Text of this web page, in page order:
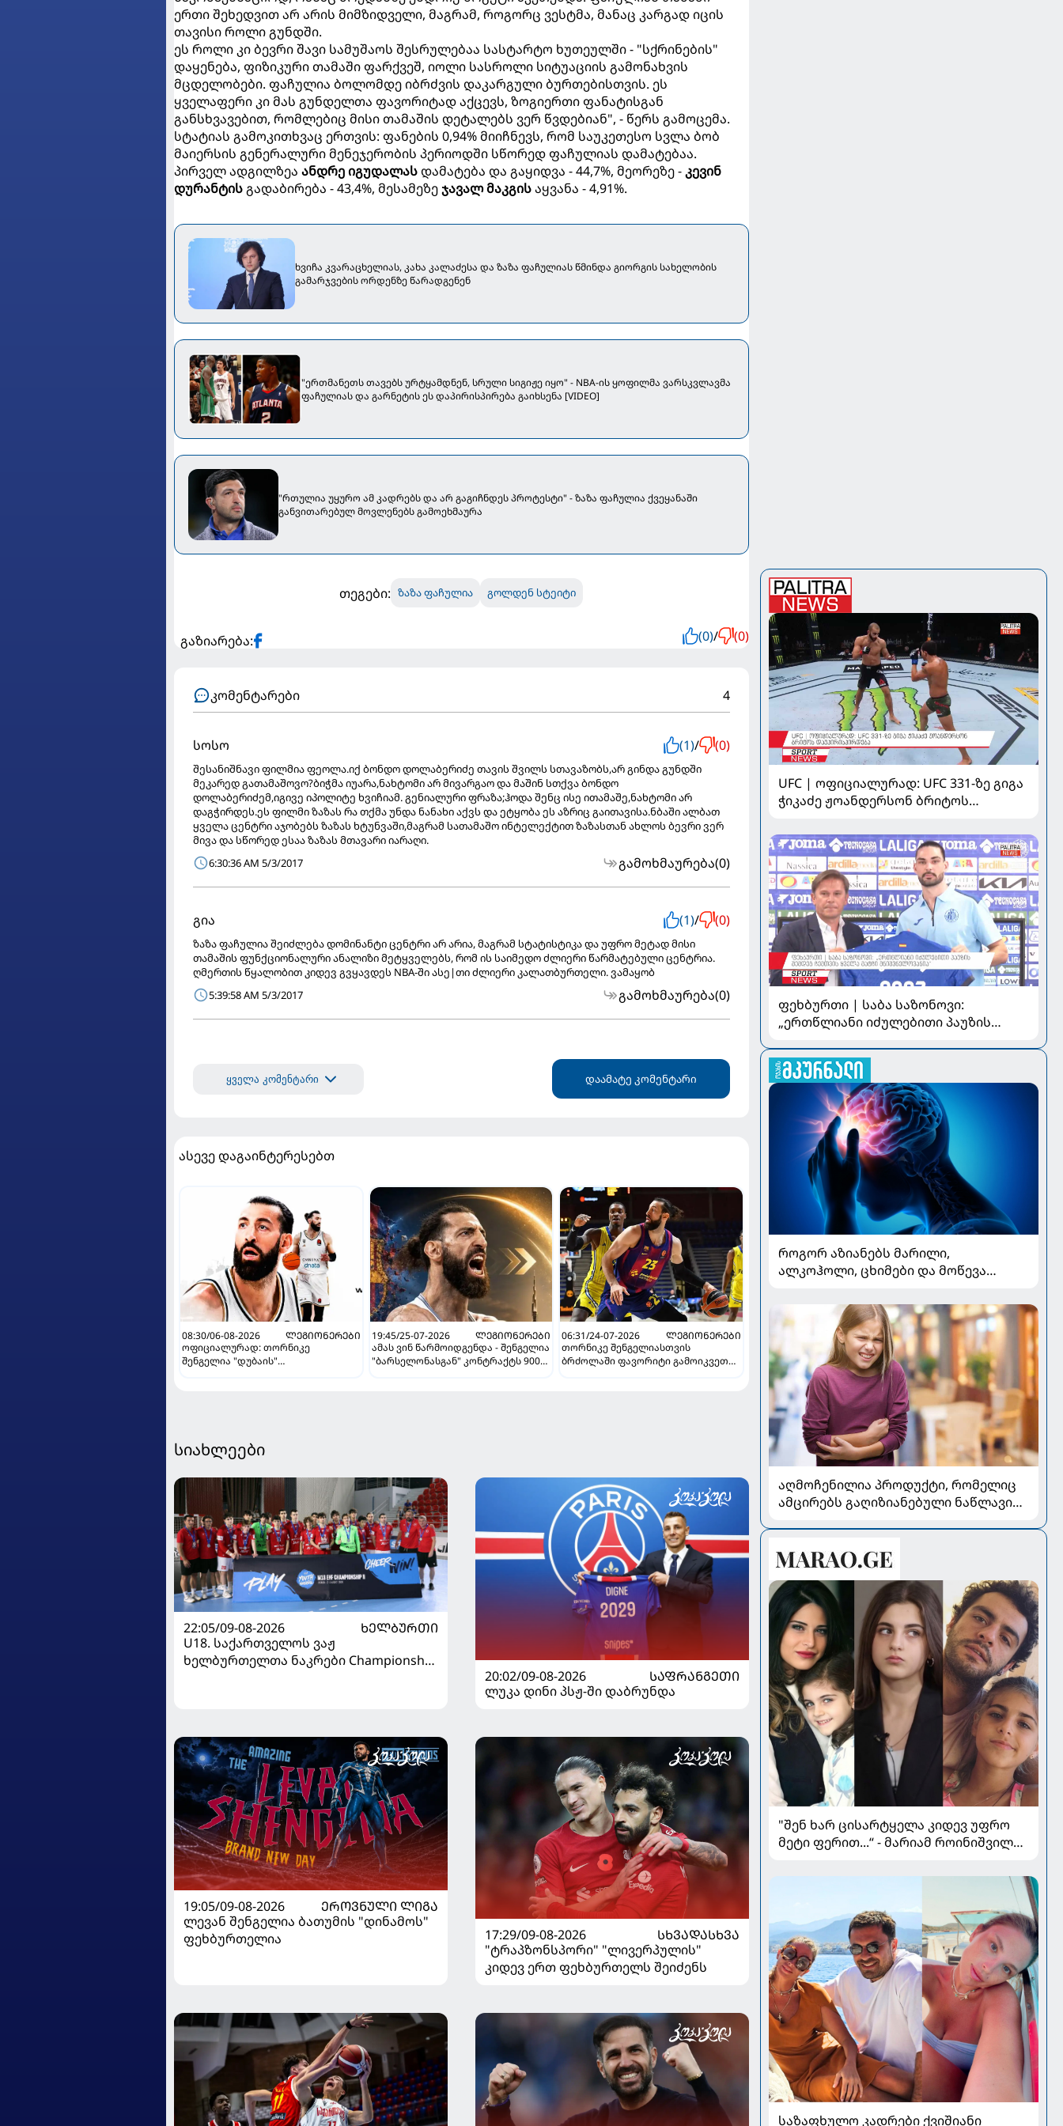
ერთი შეხედვით არ არის მიმზიდველი, მაგრამ, როგორც ვესტმა, მანაც კარგად იცის
თავისი როლი გუნდში.
ეს როლი კი ბევრი შავი სამუშაოს შესრულებაა სასტარტო ხუთეულში - "სქრინების"
დაყენება, ფიზიკური თამაში ფარქვეშ, იოლი სასროლი სიტუაციის გამონახვის
მცდელობები. ფაჩულია ბოლომდე იბრძვის დაკარგული ბურთებისთვის. ეს
ყველაფერი კი მას გუნდელთა ფავორიტად აქცევს, ზოგიერთი ფანატისგან
განსხვავებით, რომლებიც მისი თამაშის დეტალებს ვერ წვდებიან", - წერს გამოცემა.
სტატიას გამოკითხვაც ერთვის: ფანების 0,94% მიიჩნევს, რომ საუკეთესო სვლა ბობ
მაიერსის გენერალური მენეჯერობის პერიოდში სწორედ ფაჩულიას დამატებაა.
პირველ ადგილზეა ანდრე იგუდალასდამატება და გაყიდვა - 44,7%, მეორეზე -კევინ
დურანტისგადაბირება - 43,4%, მესამეზეჯავალ მაკგისაყვანა - 4,91%.
ხვიჩა კვარაცხელიას, კახა კალაძესა და ზაზა ფაჩულიას წმინდა გიორგის სახელობის
გამარჯვების ორდენზე წარადგენენ
"ერთმანეთს თავებს ურტყამდნენ, სრული სიგიჟე იყო" - NBA-ის ყოფილმა ვარსკვლავმა
ფაჩულიას და გარნეტის ეს დაპირისპირება გაიხსენა [VIDEO]
"რთულია უყურო ამ კადრებს და არ გაგიჩნდეს პროტესტი" - ზაზა ფაჩულია ქვეყანაში
განვითარებულ მოვლენებს გამოეხმაურა
თეგები: ზაზა ფაჩულია გოლდენ სტეიტი
გაზიარება: (0)/ (0)
კომენტარები 4
სოსო (1)/ (0)
შესანიშნავი ფილმია ფეოლა.იქ ბონდო დოლაბერიძე თავის შვილს სთავაზობს,არ გინდა გუნდში
მეკარედ გათამაშოვო?ბიჭმა იუარა,ნახტომი არ მივარგაო და მაშინ სთქვა ბონდო
დოლაბერიძემ,იგივე იპოლიტე ხვიჩიამ. გენიალური ფრაზა;ჰოდა შენც ისე ითამაშე,ნახტომი არ
დაგჭირდეს.ეს ფილმი ზაზას რა თქმა უნდა ნანახი აქვს და ეტყობა ეს აზრიც გაითავისა.ნბაში ალბათ
ყველა ცენტრი აჯობებს ზაზას ხტუნვაში,მაგრამ სათამაშო ინტელექტით ზაზასთან ახლოს ბევრი ვერ
მივა და სწორედ ესაა ზაზას მთავარი იარაღი.
6:30:36 AM 5/3/2017
გამოხმაურება(0)
გია (1)/ (0)
ზაზა ფაჩულია შეიძლება დომინანტი ცენტრი არ არია, მაგრამ სტატისტიკა და უფრო მეტად მისი
თამაშის ფუნქციონალური ანალიზი მეტყველებს, რომ ის საიმედო ძლიერი წარმატებული ცენტრია.
ღმერთის წყალობით კიდევ გვყავდეს NBA-ში ასე|თი ძლიერი კალათბურთელი. ვამაყობ
5:39:58 AM 5/3/2017
გამოხმაურება(0)
ყველა კომენტარი დაამატე კომენტარი
ასევე დაგაინტერესებთ
08:30/06-08-2026
ᲚᲔᲒᲘᲝᲜᲔᲠᲔᲑᲘ
ოფიციალურად: თორნიკე
შენგელია "დუბაის"
19:45/25-07-2026
ᲚᲔᲒᲘᲝᲜᲔᲠᲔᲑᲘ
ამას ვინ წარმოიდგენდა - შენგელია
"ბარსელონასგან" კონტრაქტს 900
06:31/24-07-2026
ᲚᲔᲒᲘᲝᲜᲔᲠᲔᲑᲘ
თორნიკე შენგელიასთვის
ბრძოლაში ფავორიტი გამოიკვეთა -
სიახლეები
22:05/09-08-2026
ᲮᲔᲚᲑᲣᲠᲗᲘ
U18. საქართველოს ვაჟ
ხელბურთელთა ნაკრები Championship
20:02/09-08-2026
ᲡᲐᲤᲠᲐᲜᲒᲔᲗᲘ
ლუკა დინი პსჟ-ში დაბრუნდა
19:05/09-08-2026
ᲔᲠᲝᲕᲜᲣᲚᲘ ᲚᲘᲒᲐ
ლევან შენგელია ბათუმის "დინამოს"
ფეხბურთელია
17:29/09-08-2026
ᲡᲮᲕᲐᲓᲐᲡᲮᲕᲐ
"ტრაპზონსპორი" "ლივერპულის"
კიდევ ერთ ფეხბურთელს შეიძენს
UFC | ოფიციალურად: UFC 331-ზე გიგა
ჭიკაძე ჟოანდერსონ ბრიტოს
ფეხბურთი | საბა საზონოვი:
„ერთწლიანი იძულებითი პაუზის
მნიშვნელოვანია“
როგორ აზიანებს მარილი,
ალკოჰოლი, ცხიმები და მოწევა
ძირითადი რისკები
აღმოჩენილია პროდუქტი, რომელიც
ამცირებს გაღიზიანებული ნაწლავის
"შენ ხარ ცისარტყელა კიდევ უფრო
მეტი ფერით...“ - მარიამ როინიშვილის
საზაფხულო კადრები ქვიშიანი